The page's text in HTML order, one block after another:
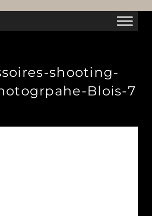
shooting-
Blois-7